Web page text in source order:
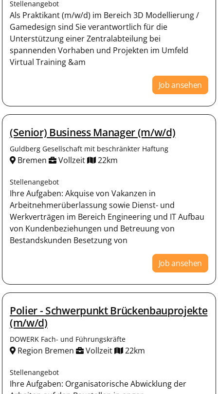
Stellenangebot
Als Praktikant (m/w/d) im Bereich 3D Modellierung /
Gamedesign sind Sie verantwortlich für die
Unterstützung einer Zentralabteilung bei
spannenden Vorhaben und Projekten im Umfeld
Virtual Training &am
Job ansehen
(Senior) Business Manager (m/w/d)
Guldberg Gesellschaft mit beschränkter Haftung
Bremen Vollzeit 22km
Stellenangebot
Ihre Aufgaben: Akquise von Vakanzen in
Arbeitnehmerüberlassung sowie Dienst- und
Werkverträgen im Bereich Engineering und IT Aufbau
von Kundenbeziehungen und Betreuung von
Bestandskunden Besetzung von
Job ansehen
Polier - Schwerpunkt Brückenbauprojekte
(m/w/d)
DOWERK Fach- und Führungskräfte
Region Bremen Vollzeit 22km
Stellenangebot
Ihre Aufgaben: Organisatorische Abwicklung der